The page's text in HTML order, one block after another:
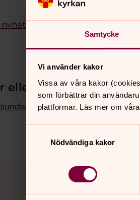
Samtycke
Vi använder kakor
Vissa av våra kakor
som förbättrar din
plattformar. Läs mer om
Nödvändiga kakor
nyhetsbrevet för vecka 18-19
eller frågor på sidans